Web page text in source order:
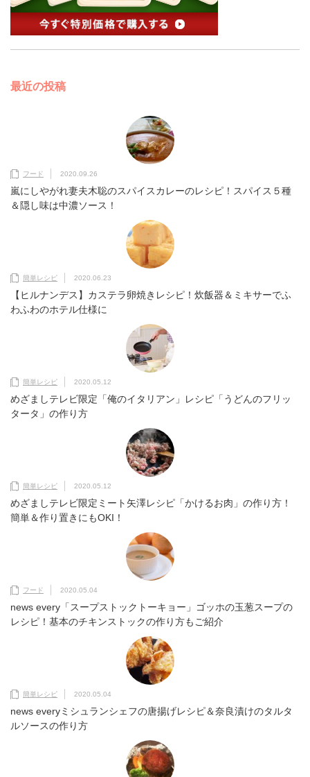
最近の投稿
フード 2020.09.26
嵐にしやがれ妻夫木聡のスパイスカレーのレシピ！スパイス５種
＆隠し味は中濃ソース！
簡単レシピ 2020.06.23
【ヒルナンデス】カステラ卵焼きレシピ！炊飯器＆ミキサーでふ
わふわのホテル仕様に
簡単レシピ 2020.05.12
めざましテレビ限定「俺のイタリアン」レシピ「うどんのフリッ
タータ」の作り方
簡単レシピ 2020.05.12
めざましテレビ限定ミート矢澤レシピ「かけるお肉」の作り方！
簡単＆作り置きにもOKI！
フード 2020.05.04
news every「スープストックトーキョー」ゴッホの玉葱スープの
レシピ！基本のチキンストックの作り方もご紹介
簡単レシピ 2020.05.04
news everyミシュランシェフの唐揚げレシピ＆奈良漬けのタルタ
ルソースの作り方